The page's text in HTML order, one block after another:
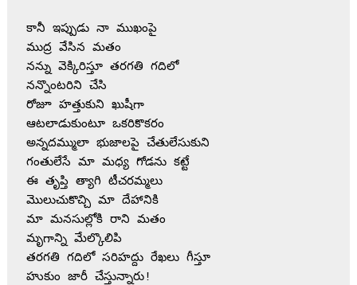
కానీ ఇప్పుడు నా ముఖంపై
ముద్ర వేసిన మతం
నన్ను వెక్కిరిస్తూ తరగతి గదిలో
నన్నొంటరిని‌ చేసి
రోజూ హత్తుకుని ఖుషీగా
ఆటలాడుకుంటూ ఒకరికొకరం
అన్నదమ్ములా భుజాలపై చేతులేసుకుని
గంతులేసే మా మధ్య గోడను కట్టే
ఈ తృప్తి త్యాగి టీచరమ్మలు
మొలుచుకొచ్చి మా దేహానికి
మా మనసుల్లోకి రాని మతం
మృగాన్ని మేల్కొలిపి
తరగతి గదిలో సరిహద్దు రేఖలు గీస్తూ
హుకుం జారీ చేస్తున్నారు!